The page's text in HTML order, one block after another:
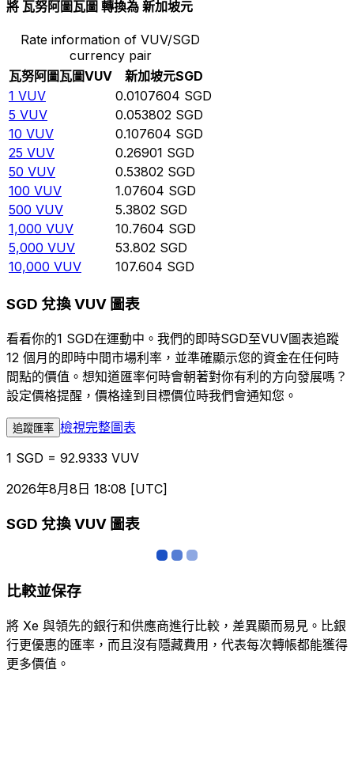
將 瓦努阿圖瓦圖 轉換為 新加坡元
Rate information of VUV/SGD
currency pair
瓦努阿圖瓦圖VUV 新加坡元SGD
1 VUV 0.0107604 SGD
5 VUV 0.053802 SGD
10 VUV 0.107604 SGD
25 VUV 0.26901 SGD
50 VUV 0.53802 SGD
100 VUV 1.07604 SGD
500 VUV 5.3802 SGD
1,000 VUV 10.7604 SGD
5,000 VUV 53.802 SGD
10,000 VUV 107.604 SGD
SGD 兌換 VUV 圖表
看看你的1 SGD在運動中。我們的即時SGD至VUV圖表追蹤
12 個月的即時中間市場利率，並準確顯示您的資金在任何時
間點的價值。想知道匯率何時會朝著對你有利的方向發展嗎？
設定價格提醒，價格達到目標價位時我們會通知您。
追蹤匯率 檢視完整圖表
1 SGD = 92.9333 VUV
2026年8月8日 18:08 [UTC]
SGD 兌換 VUV 圖表
比較並保存
將 Xe 與領先的銀行和供應商進行比較，差異顯而易見。比銀
行更優惠的匯率，而且沒有隱藏費用，代表每次轉帳都能獲得
更多價值。